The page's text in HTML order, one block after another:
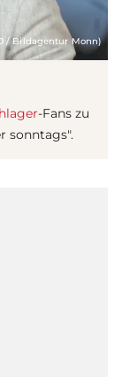
/ Bildagentur Monn)
-Fans zu
sonntags".